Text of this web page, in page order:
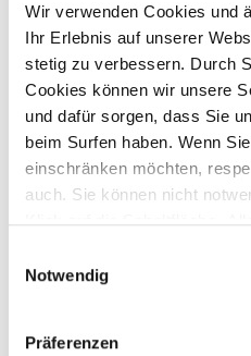
Wir verwenden Cookies und
Ihr Erlebnis auf unserer
stetig zu verbessern. Durch
Cookies können wir unsere
und dafür sorgen, dass Sie
beim Surfen haben. Wenn
einschränken möchten,
auch. Sie können nicht
Klick auf die Schaltfläche
alle Cookies auswählen.
Notwendig
Präferenzen
Druckluftanschluss
DC
Ab
Zubehör